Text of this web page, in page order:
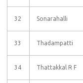
32 Sonarahalli
33 Thadampatti
34 Thattakkal R F